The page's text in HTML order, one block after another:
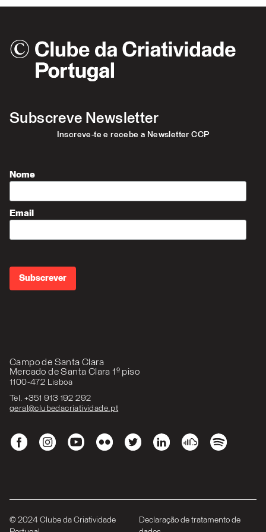
Campo de Santa Clara
Mercado de Santa Clara 1º piso
1100-472 Lisboa
Tel. +351 913 192 292
geral@clubedacriatividade.pt
Subscreve Newsletter
Inscreve-te e recebe a Newsletter CCP
Nome
Email
© 2024 Clube da Criatividade
Declaração de tratamento de